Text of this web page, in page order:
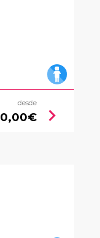
desde
0,00€ chevron_right